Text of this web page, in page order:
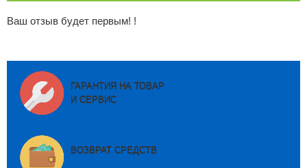
Ваш отзыв будет первым! !
ГАРАНТИЯ НА ТОВАР
И СЕРВИС
ВОЗВРАТ СРЕДСТВ